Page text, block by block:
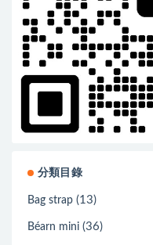
分類目錄
Bag strap (13)
Béarn mini (36)